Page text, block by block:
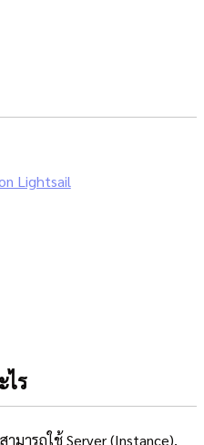
Lightsail
ไร
ามารถใช้ Server (Instance),